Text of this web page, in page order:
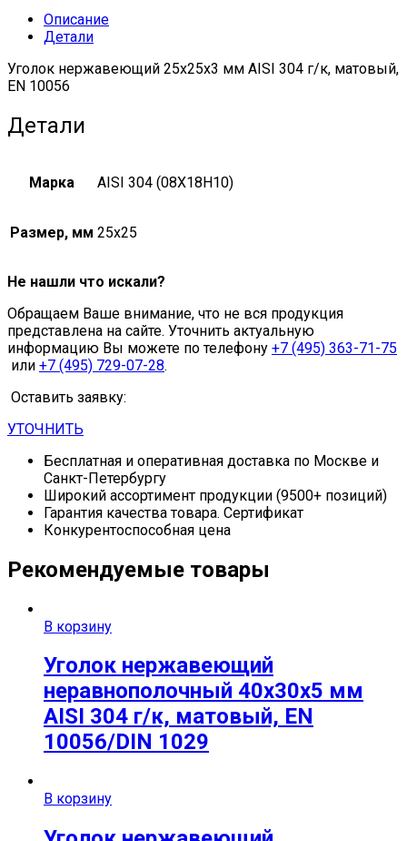
10056
quantity
Описание
Детали
Уголок нержавеющий 25х25х3 мм AISI 304 г/к, матовый,
EN 10056
Детали
Марка AISI 304 (08Х18Н10)
Размер, мм 25х25
Не нашли что искали?
Обращаем Ваше внимание, что не вся продукция
представлена на сайте. Уточнить актуальную
информацию Вы можете по телефону +7 (495) 363-71-75
или +7 (495) 729-07-28.
Оставить заявку:
УТОЧНИТЬ
Бесплатная и оперативная доставка по Москве и
Санкт-Петербургу
Широкий ассортимент продукции (9500+ позиций)
Гарантия качества товара. Сертификат
Конкурентоспособная цена
Рекомендуемые товары
В корзину
Уголок нержавеющий
неравнополочный 40х30х5 мм
AISI 304 г/к, матовый, EN
10056/DIN 1029
В корзину